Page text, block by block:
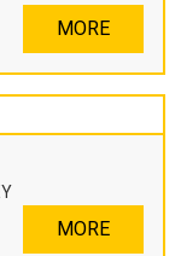
MORE
MORE